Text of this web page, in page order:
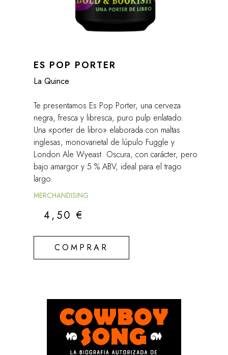
ES POP PORTER
La Quince
Te presentamos Es Pop Porter, una cerveza
negra, fresca y libresca, puro pulp enlatado.
Una «porter de libro» elaborada con maltas
inglesas, monovarietal de lúpulo Fuggle y
London Ale Wyeast. Oscura, con carácter, pero
bajo amargor y 5 % ABV, ideal para el trago
largo.
MERCHANDISING
4,50€
COMPRAR